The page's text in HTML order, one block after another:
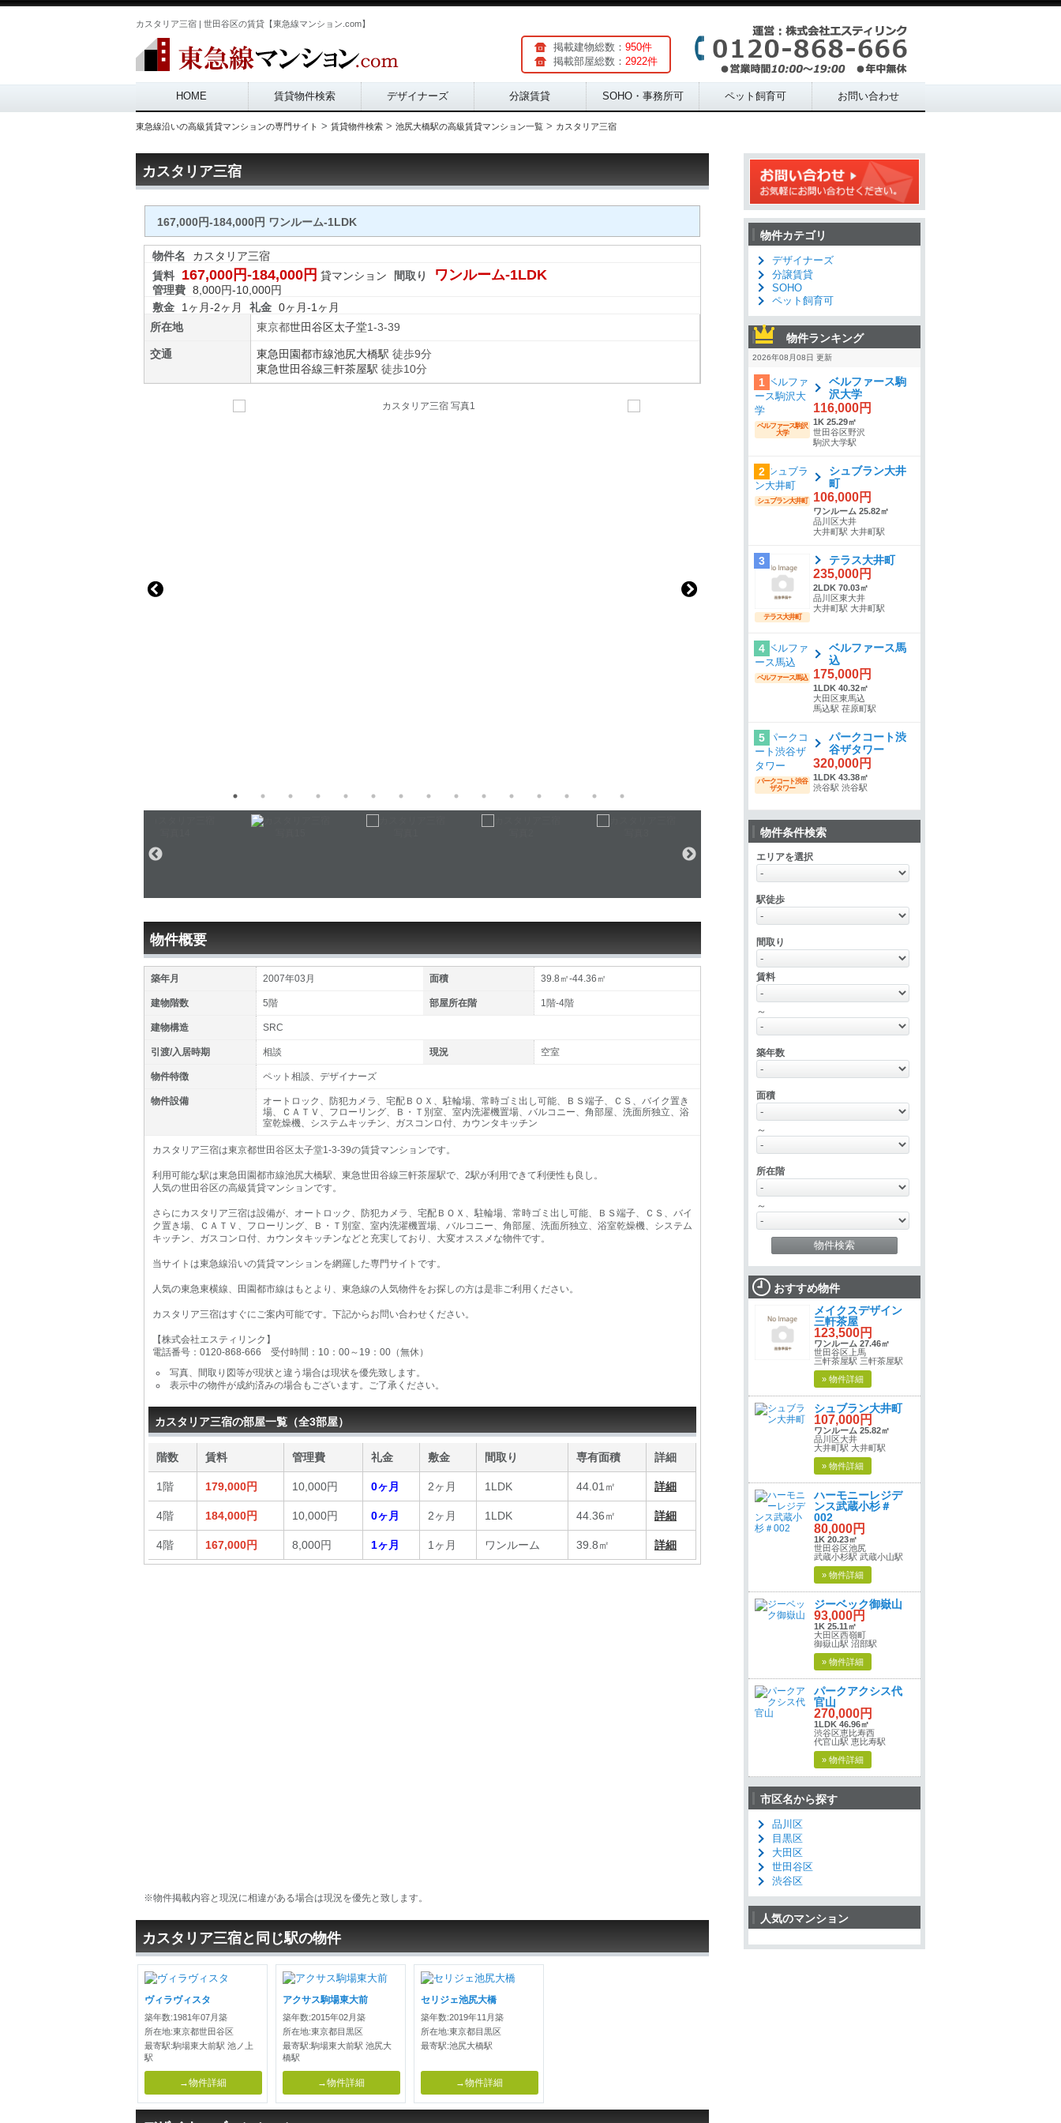
カスタリア三宿 | 世田谷区の賃貸【東急線マンション.com】
掲載建物総数： 950件
掲載部屋総数： 2922件
Main menu
HOME 賃貸物件検索 デザイナーズ 分譲賃貸 SOHO・事務所可 ペット飼育可 お問い合わせ
東急線沿いの高級賃貸マンションの専門サイト > 賃貸物件検索 > 池尻大橋駅の高級賃貸マンション一覧 > カスタリア三宿
カスタリア三宿
167,000円-184,000円 ワンルーム-1LDK
物件名
カスタリア三宿
賃料
167,000円-184,000円 貸マンション 間取り ワンルーム-1LDK
管理費 8,000円-10,000円
敷金
1ヶ月-2ヶ月 礼金 0ヶ月-1ヶ月
所在地
東京都世田谷区太子堂1-3-39
交通 東急田園都市線池尻大橋駅 徒歩9分
東急世田谷線三軒茶屋駅 徒歩10分
物件概要
築年月 2007年03月 面積 39.8㎡-44.36㎡
建物階数 5階 部屋所在階 1階-4階
建物構造 SRC
引渡/入居時期 相談 現況 空室
物件特徴 ペット相談、デザイナーズ
物件設備
オートロック、防犯カメラ、宅配ＢＯＸ、駐輪場、常時ゴミ出し可能、ＢＳ端子、ＣＳ、バイク置き
場、ＣＡＴＶ、フローリング、Ｂ・Ｔ別室、室内洗濯機置場、バルコニー、角部屋、洗面所独立、浴
室乾燥機、システムキッチン、ガスコンロ付、カウンタキッチン
カスタリア三宿は東京都世田谷区太子堂1-3-39の賃貸マンションです。
利用可能な駅は東急田園都市線池尻大橋駅、東急世田谷線三軒茶屋駅で、2駅が利用できて利便性も良し。
人気の世田谷区の高級賃貸マンションです。
さらにカスタリア三宿は設備が、オートロック、防犯カメラ、宅配ＢＯＸ、駐輪場、常時ゴミ出し可能、ＢＳ端子、ＣＳ、バイ
ク置き場、ＣＡＴＶ、フローリング、Ｂ・Ｔ別室、室内洗濯機置場、バルコニー、角部屋、洗面所独立、浴室乾燥機、システム
キッチン、ガスコンロ付、カウンタキッチンなどと充実しており、大変オススメな物件です。
当サイトは東急線沿いの賃貸マンションを網羅した専門サイトです。
人気の東急東横線、田園都市線はもとより、東急線の人気物件をお探しの方は是非ご利用ください。
カスタリア三宿はすぐにご案内可能です。下記からお問い合わせください。
【株式会社エスティリンク】
電話番号：0120-868-666 受付時間：10：00～19：00（無休）
写真、間取り図等が現状と違う場合は現状を優先致します。
表示中の物件が成約済みの場合もございます。ご了承ください。
カスタリア三宿の部屋一覧（全3部屋）
階数 賃料 管理費 礼金 敷金 間取り 専有面積 詳細
1階 179,000円 10,000円 0ヶ月 2ヶ月 1LDK 44.01㎡ 詳細
4階 184,000円 10,000円 0ヶ月 2ヶ月 1LDK 44.36㎡ 詳細
4階 167,000円 8,000円 1ヶ月 1ヶ月 ワンルーム 39.8㎡ 詳細
※物件掲載内容と現況に相違がある場合は現況を優先と致します。
カスタリア三宿と同じ駅の物件
ヴィラヴィスタ
築年数:1981年07月築
所在地:東京都世田谷区
最寄駅:駒場東大前駅 池ノ上
駅
→物件詳細
アクサス駒場東大前
築年数:2015年02月築
所在地:東京都目黒区
最寄駅:駒場東大前駅 池尻大
橋駅
→物件詳細
セリジェ池尻大橋
築年数:2019年11月築
所在地:東京都目黒区
最寄駅:池尻大橋駅
→物件詳細
物件カテゴリ
デザイナーズ
分譲賃貸
SOHO
ペット飼育可
物件ランキング
2026年08月08日 更新
1
ベルファース駒沢
大学
ベルファース駒
沢大学
116,000円
1K 25.29㎡
世田谷区野沢
駒沢大学駅
2
シュブラン大井町
シュブラン大井
町
106,000円
ワンルーム 25.82㎡
品川区大井
大井町駅 大井町駅
3
テラス大井町
テラス大井町
235,000円
2LDK 70.03㎡
品川区東大井
大井町駅 大井町駅
4
ベルファース馬込
ベルファース馬
込
175,000円
1LDK 40.32㎡
大田区東馬込
馬込駅 荏原町駅
5
パークコート渋谷
ザタワー
パークコート渋
谷ザタワー
320,000円
1LDK 43.38㎡
渋谷駅 渋谷駅
物件条件検索
エリアを選択
駅徒歩
間取り
賃料
～
築年数
面積
～
所在階
～
おすすめ物件
メイクスデザイン
三軒茶屋
123,500円
ワンルーム 27.46㎡
世田谷区上馬
三軒茶屋駅 三軒茶屋駅
» 物件詳細
シュブラン大井町
107,000円
ワンルーム 25.82㎡
品川区大井
大井町駅 大井町駅
» 物件詳細
ハーモニーレジデ
ンス武蔵小杉＃
002
80,000円
1K 20.23㎡
世田谷区池尻
武蔵小杉駅 武蔵小山駅
» 物件詳細
ジーベック御嶽山
93,000円
1K 25.11㎡
大田区西嶺町
御嶽山駅 沼部駅
» 物件詳細
パークアクシス代
官山
270,000円
1LDK 46.96㎡
渋谷区恵比寿西
代官山駅 恵比寿駅
» 物件詳細
市区名から探す
品川区
目黒区
大田区
世田谷区
渋谷区
人気のマンション